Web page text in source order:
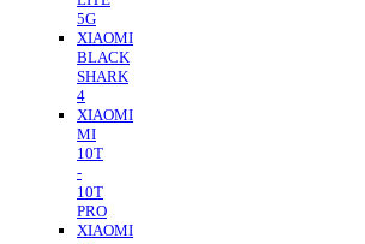
5G
XIAOMI
BLACK
SHARK
4
XIAOMI
MI
10T
-
10T
PRO
XIAOMI